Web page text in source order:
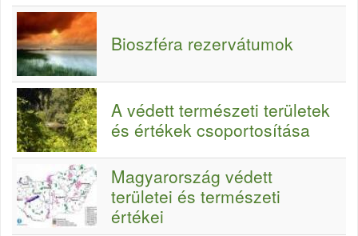
Bioszféra rezervátumok
A védett természeti területek
és értékek csoportosítása
Magyarország védett
területei és természeti
értékei